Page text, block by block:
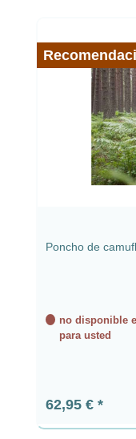
Poncho de
no disponible
para usted
Precio normal:
62,95 €